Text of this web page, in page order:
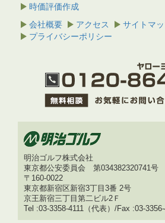
時価評価作成
会社概要
アクセス
サイトマ
プライバシーポリシー
明治ゴルフ株式会社
東京都公安委員会 第034382320741号
〒160-0022
東京都新宿区新宿3丁目3番 2号
京王新宿三丁目第二ビル2Ｆ
Tel :03-3358-4111（代表）/Fax :03-